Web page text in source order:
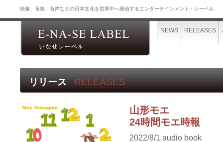
映像、音楽、音声などの日本文化を世界中へ発信するエンターテインメント・レーベル
リリース RELEASES
山形モエ
24時間モエ時報
2022/8/1 audio book
NEWS RELEASES